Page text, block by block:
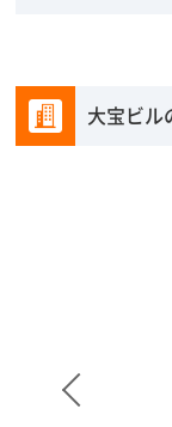
大宝ビル